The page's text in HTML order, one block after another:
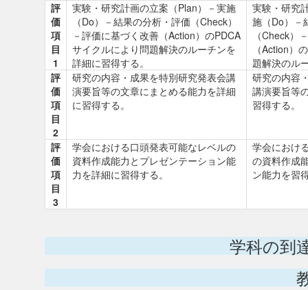
評
価
項
目
1
実験・研究計画の立案（Plan）－実施
（Do）－結果の分析・評価（Check）
－評価に基づく改善（Action）のPDCA
サイクルにより問題解決のルーチンを
詳細に習得する。
実験・研究
施（Do）－
（Check）
（Action）
題解決のル
評
価
項
目
2
研究の内容・成果を特別研究発表会講
演要旨等の文章にまとめる能力を詳細
に習得する。
研究の内容
講演要旨等
習得する。
評
価
項
目
3
学会における口頭発表可能なレベルの
資料作成能力とプレゼンテーション能
力を詳細に習得する。
学会におけ
の資料作成
ン能力を習
学科の到